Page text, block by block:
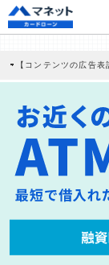
【コンテンツの広告表
社に対して企業から紹
商品を根拠なくPRする
どに基づき、公平性を
>提携企業一覧